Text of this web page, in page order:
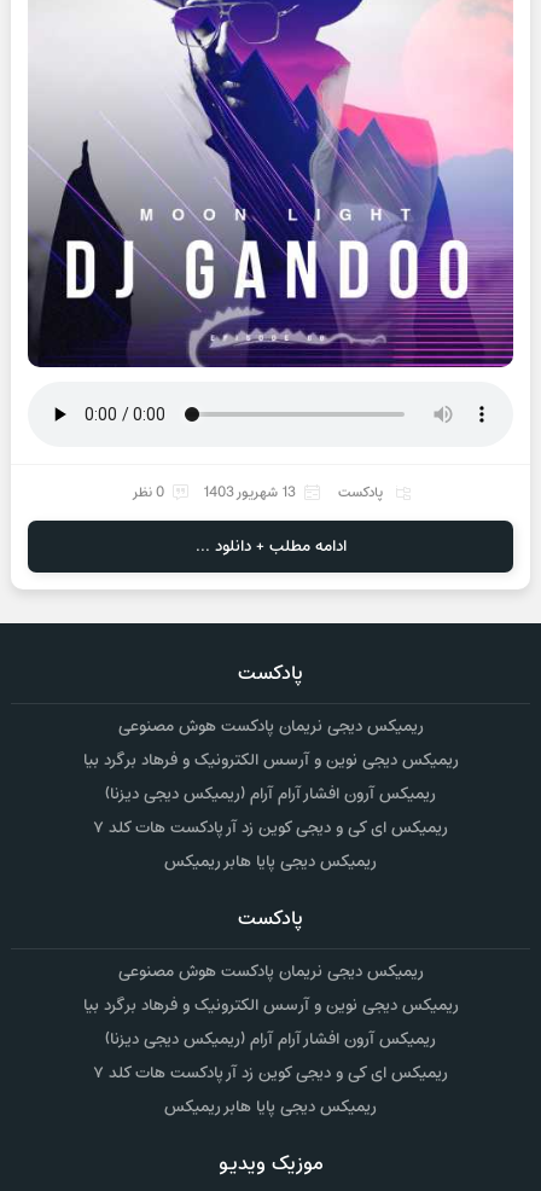
پادکست 13 شهریور 1403 0 نظر
ادامه مطلب + دانلود ...
پادکست
ریمیکس دیجی نریمان پادکست هوش مصنوعی
ریمیکس دیجی نوین و آرسس الکترونیک و فرهاد برگرد بیا
ریمیکس آرون افشار آرام آرام (ریمیکس دیجی دیزنا)
ریمیکس ای کی و دیجی کوین زد آر پادکست هات کلد ۷
ریمیکس دیجی پایا هابر ریمیکس
پادکست
ریمیکس دیجی نریمان پادکست هوش مصنوعی
ریمیکس دیجی نوین و آرسس الکترونیک و فرهاد برگرد بیا
ریمیکس آرون افشار آرام آرام (ریمیکس دیجی دیزنا)
ریمیکس ای کی و دیجی کوین زد آر پادکست هات کلد ۷
ریمیکس دیجی پایا هابر ریمیکس
موزیک ویدیو